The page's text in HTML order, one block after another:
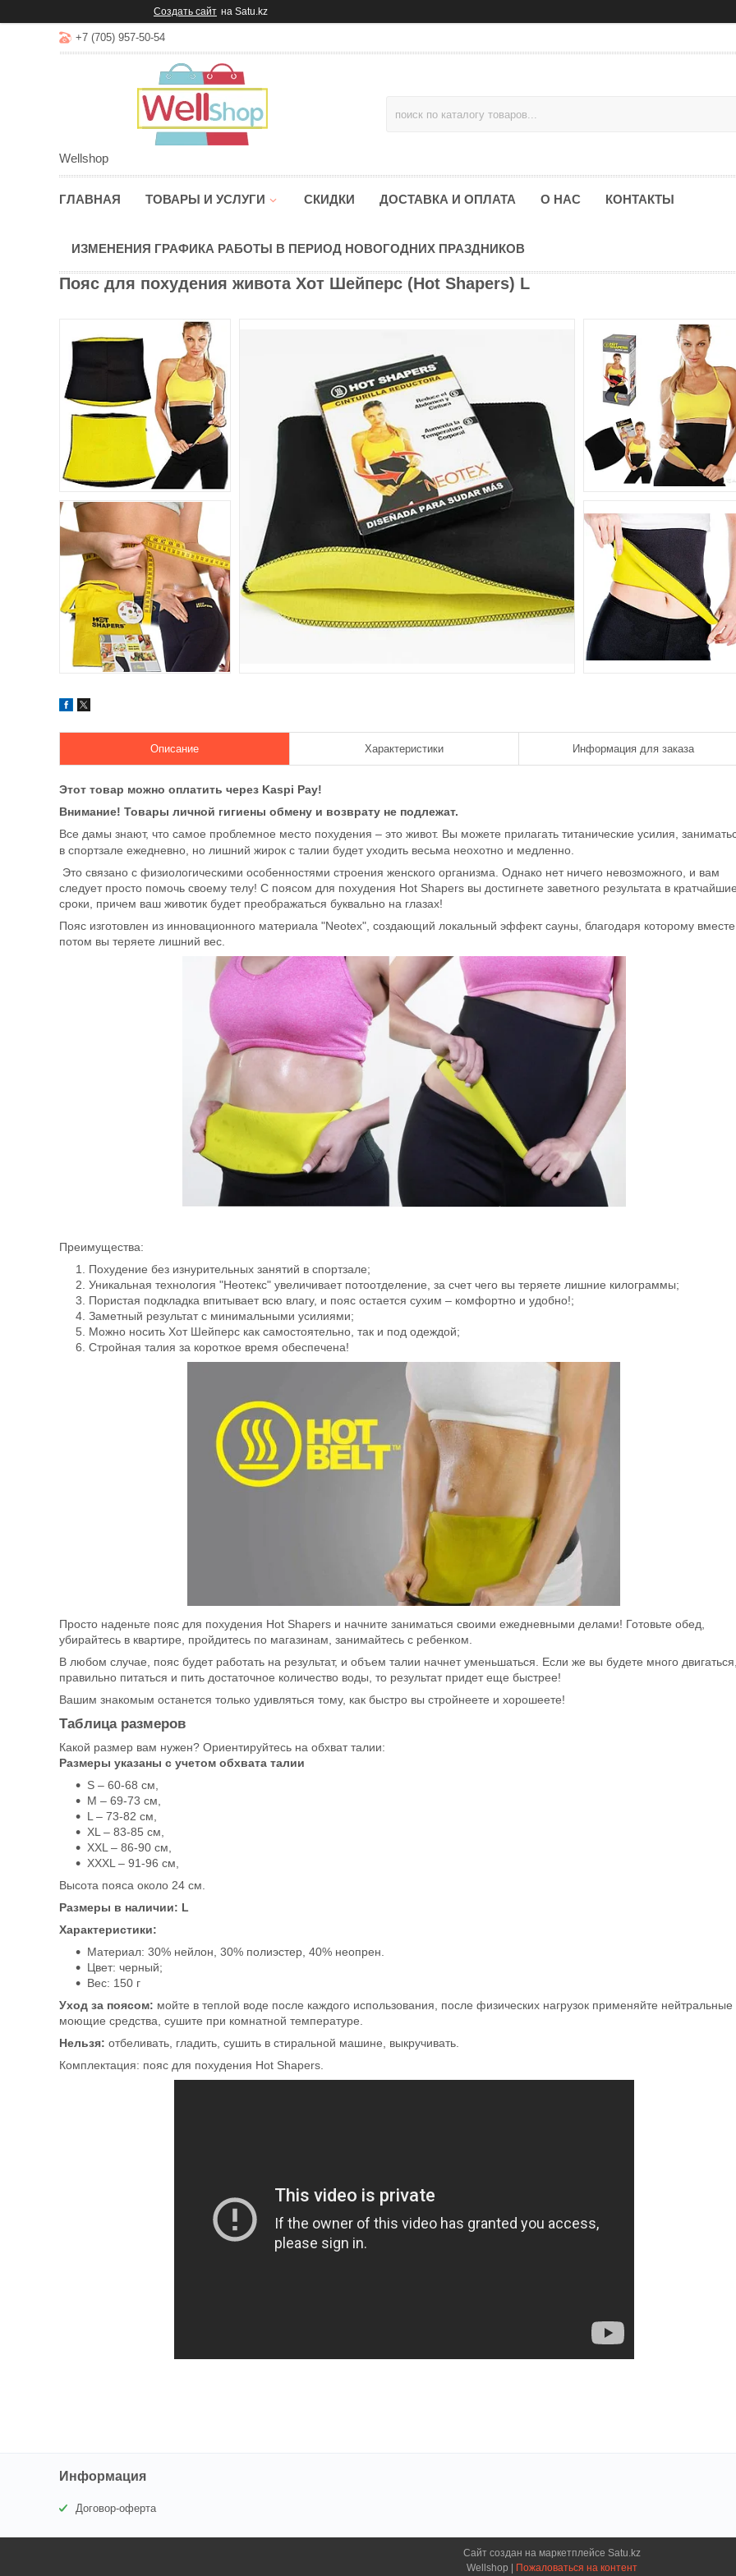
Создать сайт на Satu.kz
+7 (705) 957-50-54
Wellshop
ГЛАВНАЯ ТОВАРЫ И УСЛУГИ СКИДКИ ДОСТАВКА И ОПЛАТА О НАС КОНТАКТЫ
ИЗМЕНЕНИЯ ГРАФИКА РАБОТЫ В ПЕРИОД НОВОГОДНИХ ПРАЗДНИКОВ
Пояс для похудения живота Хот Шейперс (Hot Shapers) L
Описание Характеристики Информация для заказа
Этот товар можно оплатить через Kaspi Pay!
Внимание! Товары личной гигиены обмену и возврату не подлежат.
Все дамы знают, что самое проблемное место похудения – это живот. Вы можете прилагать титанические усилия,
в спортзале ежедневно, но лишний жирок с талии будет уходить весьма неохотно и медленно.
Это связано с физиологическими особенностями строения женского организма. Однако нет ничего невозможного, и вам
следует просто помочь своему телу! С поясом для похудения Hot Shapers вы достигнете заветного результата в кратчайшие
сроки, причем ваш животик будет преображаться буквально на глазах!
Пояс изготовлен из инновационного материала "Neotex", создающий локальный эффект сауны, благодаря которому
потом вы теряете лишний вес.
Преимущества:
Похудение без изнурительных занятий в спортзале;
Уникальная технология "Неотекс" увеличивает потоотделение, за счет чего вы теряете лишние килограммы;
Пористая подкладка впитывает всю влагу, и пояс остается сухим – комфортно и удобно!;
Заметный результат с минимальными усилиями;
Можно носить Хот Шейперс как самостоятельно, так и под одеждой;
Стройная талия за короткое время обеспечена!
Просто наденьте пояс для похудения Hot Shapers и начните заниматься своими ежедневными делами! Готовьте обед,
убирайтесь в квартире, пройдитесь по магазинам, занимайтесь с ребенком.
В любом случае, пояс будет работать на результат, и объем талии начнет уменьшаться. Если же вы будете много двигаться,
правильно питаться и пить достаточное количество воды, то результат придет еще быстрее!
Вашим знакомым останется только удивляться тому, как быстро вы стройнеете и хорошеете!
Таблица размеров
Какой размер вам нужен? Ориентируйтесь на обхват талии:
Размеры указаны с учетом обхвата талии
S – 60-68 см,
M – 69-73 см,
L – 73-82 см,
XL – 83-85 см,
XXL – 86-90 см,
XXXL – 91-96 см,
Высота пояса около 24 см.
Размеры в наличии: L
Характеристики:
Материал: 30% нейлон, 30% полиэстер, 40% неопрен.
Цвет: черный;
Вес: 150 г
Уход за поясом: мойте в теплой воде после каждого использования, после физических нагрузок применяйте нейтральные
моющие средства, сушите при комнатной температуре.
Нельзя: отбеливать, гладить, сушить в стиральной машине, выкручивать.
Комплектация: пояс для похудения Hot Shapers.
Информация
Договор-оферта
Сайт создан на маркетплейсе Satu.kz
Пожаловаться на контент